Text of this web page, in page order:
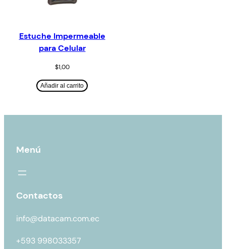
Estuche Impermeable
para Celular
$1,00
Añadir al carrito
Menú
Contactos
info@datacam.com.ec
+593 998033357